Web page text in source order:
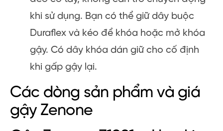
khi sử dụng. Bạn có thể giữ dây buộc
Duraflex và kéo để khóa hoặc mở khóa
gậy. Có dây khóa dán giữ cho cố định
khi gấp gậy lại.
Các dòng sản phẩm và giá
gậy Zenone